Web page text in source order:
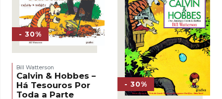
- 30%
Bill Watterson
Calvin & Hobbes –
Há Tesouros Por
Toda a Parte
- 30%